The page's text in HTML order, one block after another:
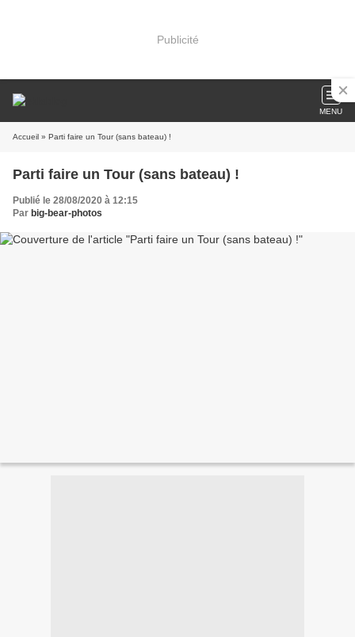
Publicité
MENU
Accueil » Parti faire un Tour (sans bateau) !
Parti faire un Tour (sans bateau) !
Publié le 28/08/2020 à 12:15
Par big-bear-photos